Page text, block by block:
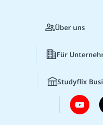
Über uns
Für
Studyflix